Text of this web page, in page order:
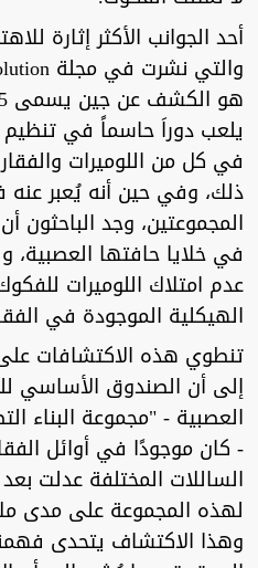
أحد الجوانب الأكثر إثارة
يلعب دوراَ حاسماً في تنظيم
في كل من اللوميرات
ذلك، وفي حين أنه يُعبر عنه
في خلايا حافتها
عدم امتلاك اللوميرات
الهيكلية الموجودة في
تنطوي هذه الاكتشافات
إلى أن الصندوق الأساسي
العصبية - "مجموعة البناء
- كان موجودًا في أوائل
الساللات المختلفة عدلت
لهذه المجموعة على مدى
وهذا الاكتشاف يتحدى